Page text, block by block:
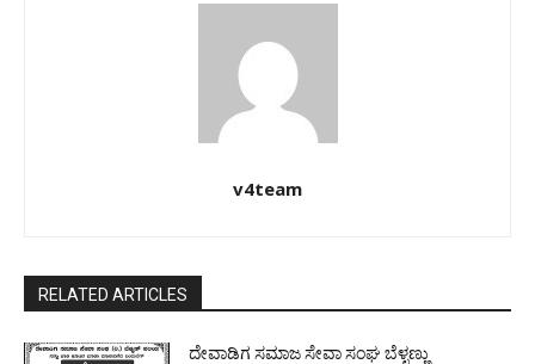
v4team
RELATED ARTICLES
ದೇವಾಡಿಗ ಸಮಾಜ ಸೇವಾ ಸಂಘ ಬೆಳ್ಳಣ್ಣು